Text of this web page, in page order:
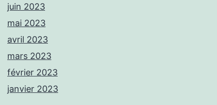
juin 2023
mai 2023
avril 2023
mars 2023
février 2023
janvier 2023